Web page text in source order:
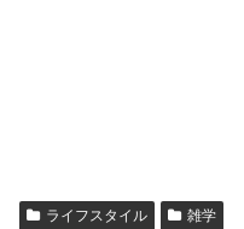
ライフスタイル 雑学